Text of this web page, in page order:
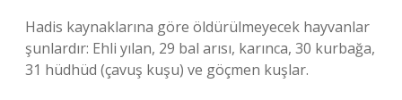
Hadis kaynaklarına göre öldürülmeyecek hayvanlar
şunlardır: Ehli yılan, 29 bal arısı, karınca, 30 kurbağa,
31 hüdhüd (çavuş kuşu) ve göçmen kuşlar.